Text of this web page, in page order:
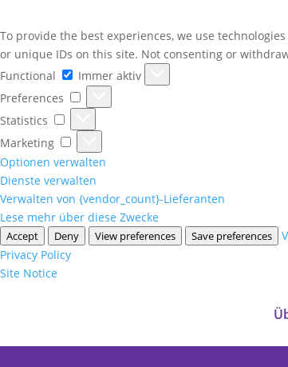
To provide the best experiences, we use
or unique IDs on this site. Not consenting or
Functional
Functional
Immer aktiv
Preferences
Statistics
Marketing
Optionen verwalten
Dienste verwalten
Verwalten von {vendor_count}-Lieferanten
Lese mehr über diese Zwecke
Accept Deny View preferences Save preferences
Privacy Policy
Site Notice